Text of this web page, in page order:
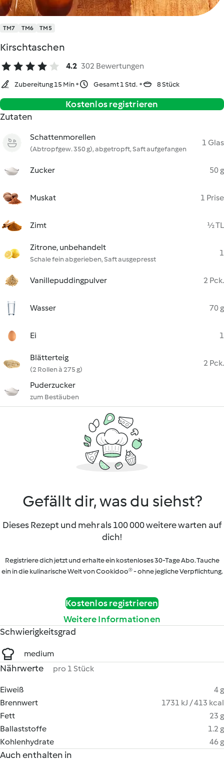
TM7 TM6 TM5
Kirschtaschen
4.2 302 Bewertungen
Zubereitung 15 Min Gesamt 1 Std. 8 Stück
Kostenlos registrieren
Zutaten
Schattenmorellen
(Abtropfgew. 350 g), abgetropft, Saft aufgefangen
1 Glas
Zucker 50 g
Muskat 1 Prise
Zimt ½ TL
Zitrone, unbehandelt
Schale fein abgerieben, Saft ausgepresst
1
Vanillepuddingpulver 2 Pck.
Wasser 70 g
Ei 1
Blätterteig
(2 Rollen à 275 g)
2 Pck.
Puderzucker
zum Bestäuben
Gefällt dir, was du siehst?
Dieses Rezept und mehr als 100 000 weitere warten auf
dich!
Registriere dich jetzt und erhalte ein kostenloses 30-Tage Abo. Tauche
ein in die kulinarische Welt von Cookidoo® - ohne jegliche Verpflichtung.
Kostenlos registrieren
Weitere Informationen
Schwierigkeitsgrad
medium
Nährwerte pro 1 Stück
Eiweiß
4 g
Brennwert
1731 kJ / 413 kcal
Fett
23 g
Ballaststoffe
1.2 g
Kohlenhydrate
46 g
Auch enthalten in